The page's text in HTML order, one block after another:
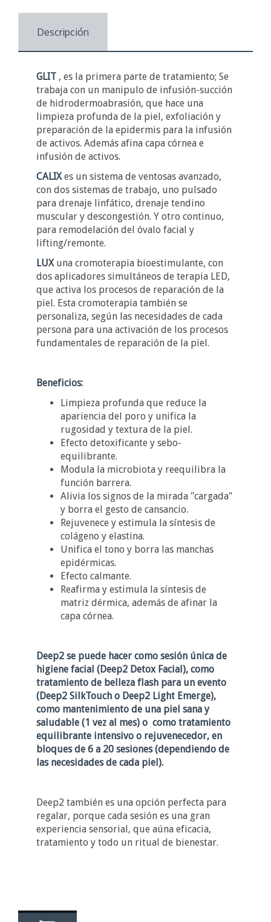
Descripción
GLIT , es la primera parte de tratamiento; Se
trabaja con un manipulo de infusión-succión
de hidrodermoabrasión, que hace una
limpieza profunda de la piel, exfoliación y
preparación de la epidermis para la infusión
de activos. Además afina capa córnea e
infusión de activos.
CALIXes un sistema de ventosas avanzado,
con dos sistemas de trabajo, uno pulsado
para drenaje linfático, drenaje tendino
muscular y descongestión. Y otro continuo,
para remodelación del óvalo facial y
lifting/remonte.
LUXuna cromoterapia bioestimulante, con
dos aplicadores simultáneos de terapia LED,
que activa los procesos de reparación de la
piel. Esta cromoterapia también se
personaliza, según las necesidades de cada
persona para una activación de los procesos
fundamentales de reparación de la piel.
Beneficios:
Limpieza profunda que reduce la
apariencia del poro y unifica la
rugosidad y textura de la piel.
Efecto detoxificante y sebo-
equilibrante.
Modula la microbiota y reequilibra la
función barrera.
Alivia los signos de la mirada "cargada"
y borra el gesto de cansancio.
Rejuvenece y estimula la síntesis de
colágeno y elastina.
Unifica el tono y borra las manchas
epidérmicas.
Efecto calmante.
Reafirma y estimula la síntesis de
matriz dérmica, además de afinar la
capa córnea.
Deep2 se puede hacer como sesión única de
higiene facial (Deep2 Detox Facial), como
tratamiento de belleza flash para un evento
(Deep2 SilkTouch o Deep2 Light Emerge),
como mantenimiento de una piel sana y
saludable (1 vez al mes) o como tratamiento
equilibrante intensivo o rejuvenecedor, en
bloques de 6 a 20 sesiones (dependiendo de
las necesidades de cada piel).
Deep2 también es una opción perfecta para
regalar, porque cada sesión es una gran
experiencia sensorial, que aúna eficacia,
tratamiento y todo un ritual de bienestar.